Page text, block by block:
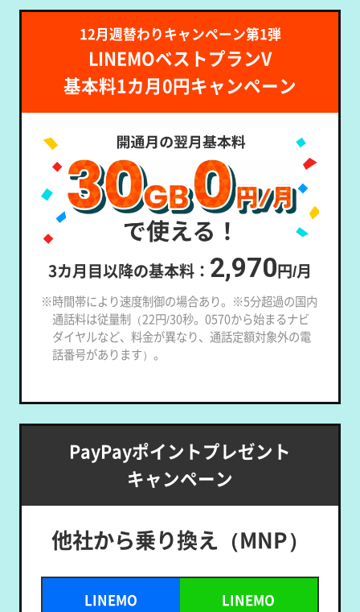
12月週替わりキャンペーン第1弾
LINEMOベストプランV
基本料1カ月0円キャンペーン
3カ月目以降の基本料： 2,970円/月
※時間帯により速度制御の場合あり。※5分超過の国内
通話料は従量制（22円/30秒。0570から始まるナビ
ダイヤルなど、料金が異なり、通話定額対象外の電
話番号があります）。
PayPayポイントプレゼント
キャンペーン
他社から乗り換え（MNP）
LINEMO
LINEMO